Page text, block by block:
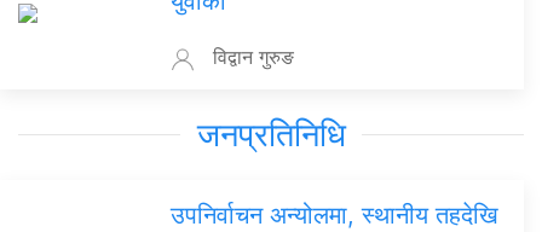
विद्वान गुरुङ
जनप्रतिनिधि
उपनिर्वाचन अन्योलमा, स्थानीय तहदेखि